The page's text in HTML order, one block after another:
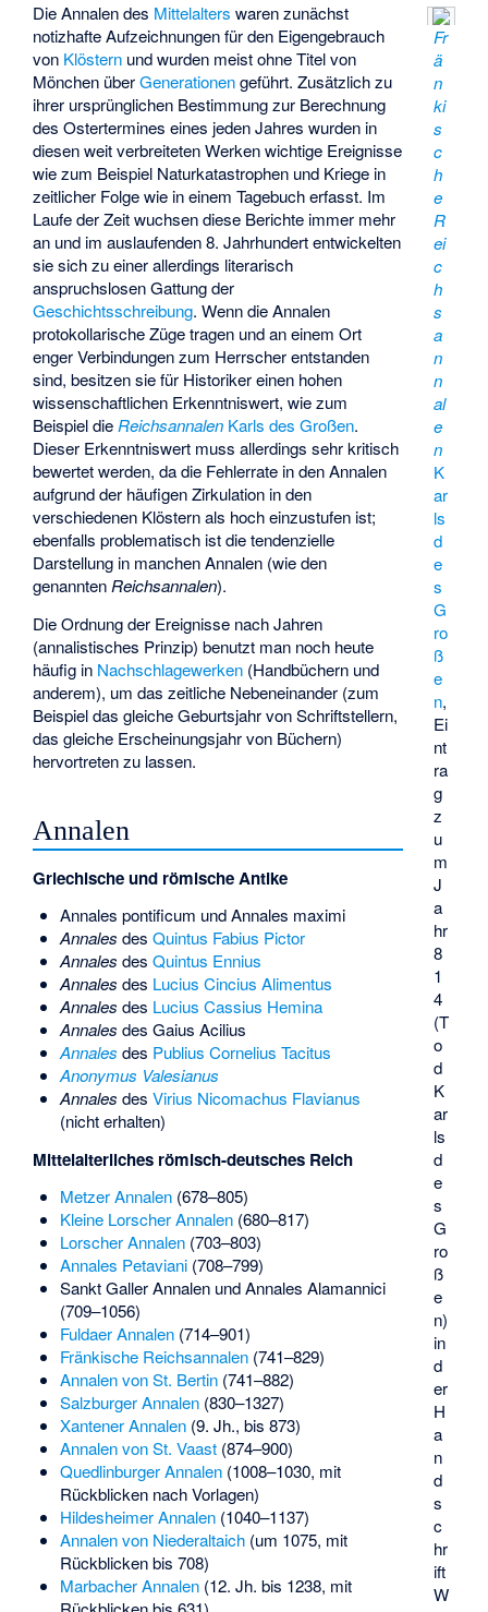
Fr
ä
n
ki
s
c
h
e
R
ei
c
h
s
a
n
n
al
e
n
K
ar
ls
d
e
s
G
ro
ß
e
n,
Ei
nt
ra
g
z
u
m
J
a
hr
8
1
4
(T
o
d
K
ar
ls
d
e
s
G
ro
ß
e
n)
in
d
er
H
a
n
d
s
c
hr
ift
W
Die Annalen des Mittelalters waren zunächst
notizhafte Aufzeichnungen für den Eigengebrauch
von Klöstern und wurden meist ohne Titel von
Mönchen überGenerationengeführt. Zusätzlich zu
ihrer ursprünglichen Bestimmung zur Berechnung
des Ostertermines eines jeden Jahres wurden in
diesen weit verbreiteten Werken wichtige Ereignisse
wie zum Beispiel Naturkatastrophen und Kriege in
zeitlicher Folge wie in einem Tagebuch erfasst. Im
Laufe der Zeit wuchsen diese Berichte immer mehr
an und im auslaufenden 8. Jahrhundert entwickelten
sie sich zu einer allerdings literarisch
anspruchslosen Gattung der
Geschichtsschreibung. Wenn die Annalen
protokollarische Züge tragen und an einem Ort
enger Verbindungen zum Herrscher entstanden
sind, besitzen sie für Historiker einen hohen
wissenschaftlichen Erkenntniswert, wie zum
Beispiel die Reichsannalen Karls des Großen.
Dieser Erkenntniswert muss allerdings sehr kritisch
bewertet werden, da die Fehlerrate in den Annalen
aufgrund der häufigen Zirkulation in den
verschiedenen Klöstern als hoch einzustufen ist;
ebenfalls problematisch ist die tendenzielle
Darstellung in manchen Annalen (wie den
genannten Reichsannalen).
Die Ordnung der Ereignisse nach Jahren
(annalistisches Prinzip) benutzt man noch heute
häufig in Nachschlagewerken (Handbüchern und
anderem), um das zeitliche Nebeneinander (zum
Beispiel das gleiche Geburtsjahr von Schriftstellern,
das gleiche Erscheinungsjahr von Büchern)
hervortreten zu lassen.
Annalen
Griechische und römische Antike
Annales pontificum undAnnales maximi
Annales des Quintus Fabius Pictor
Annales des Quintus Ennius
Annales des Lucius Cincius Alimentus
Annales des Lucius Cassius Hemina
Annales des Gaius Acilius
Annales des Publius Cornelius Tacitus
Anonymus Valesianus
Annales des Virius Nicomachus Flavianus
(nicht erhalten)
Mittelalterliches römisch-deutsches Reich
Metzer Annalen(678–805)
Kleine Lorscher Annalen(680–817)
Lorscher Annalen(703–803)
Annales Petaviani(708–799)
Sankt Galler AnnalenundAnnales Alamannici
(709–1056)
Fuldaer Annalen(714–901)
Fränkische Reichsannalen(741–829)
Annalen von St. Bertin(741–882)
Salzburger Annalen(830–1327)
Xantener Annalen(9. Jh., bis 873)
Annalen von St. Vaast(874–900)
Quedlinburger Annalen(1008–1030, mit
Rückblicken nach Vorlagen)
Hildesheimer Annalen(1040–1137)
Annalen von Niederaltaich(um 1075, mit
Rückblicken bis 708)
Marbacher Annalen(12. Jh. bis 1238, mit